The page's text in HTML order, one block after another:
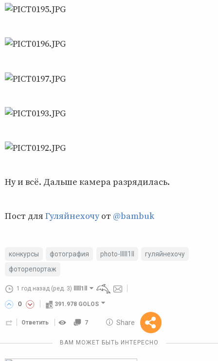
Ну и всё. Дальше камера разрядилась.
Пост для Гуляйнехочуот @bambuk
конкурсы фотография photo-lllll1ll
гуляйнехочу
фоторепортаж
1 год назад (ред. 3) lllll1ll
0 391.978 GOLOS
Ответить 7 Share
Reward
10 GOLOS
ВАМ МОЖЕТ БЫТЬ ИНТЕРЕСНО